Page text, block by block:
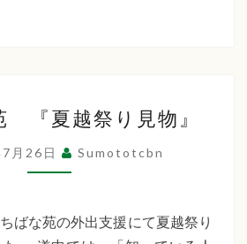
福
祉
会
ち
ば
な
『夏
『夏越祭り見物』
月26日 Sumototcbn
な苑の外出支援にて夏越祭り